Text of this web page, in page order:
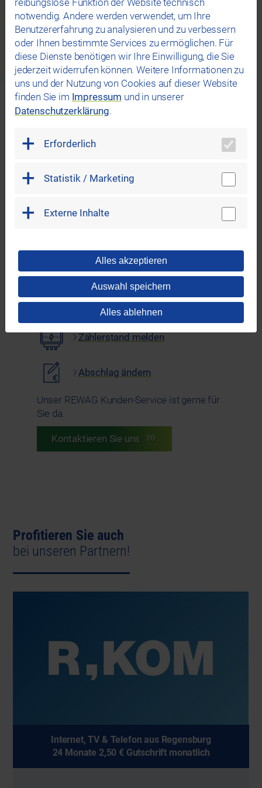
Mit unserem Kundenportal haben Sie ganz
einfach jederzeit Zugriff auf unsere
Services:
Tarif vergleichen & wechseln
Zählerstand erfassen
Abschlag ändern
Rechnungen einsehen
Und vieles mehr…
Zum Kundenportal
Umzugsservice
Rechnungserklärer
Zählerstand melden
Abschlag ändern
Unser REWAG Kunden-Service ist gerne für
Sie da.
Kontaktieren Sie uns
Profitieren Sie auch
bei unseren Partnern!
Internet, TV & Telefon aus Regensburg
24 Monate 2,50 € Gutschrift monatlich
notwendig. Andere werden verwendet, um Ihre
Benutzererfahrung zu analysieren und zu verbessern
oder Ihnen bestimmte Services zu ermöglichen. Für
diese Dienste benötigen wir Ihre Einwilligung, die Sie
jederzeit widerrufen können. Weitere Informationen zu
uns und der Nutzung von Cookies auf dieser Website
finden Sie im Impressum und in unserer
Datenschutzerklärung.
Erforderlich
Statistik / Marketing
Externe Inhalte
Alles akzeptieren
Auswahl speichern
Alles ablehnen